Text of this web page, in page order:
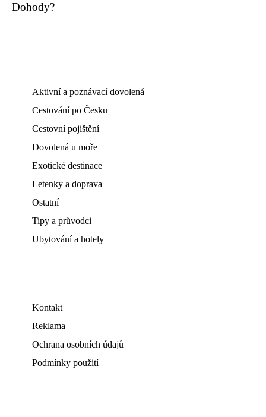
Dohody?
Aktivní a poznávací dovolená
Cestování po Česku
Cestovní pojištění
Dovolená u moře
Exotické destinace
Letenky a doprava
Ostatní
Tipy a průvodci
Ubytování a hotely
Kontakt
Reklama
Ochrana osobních údajů
Podmínky použití